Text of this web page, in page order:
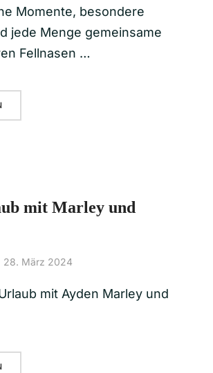
Momente, besondere
jede Menge gemeinsame
Fellnasen …
mit Marley und
28. März 2024
mit Ayden Marley und